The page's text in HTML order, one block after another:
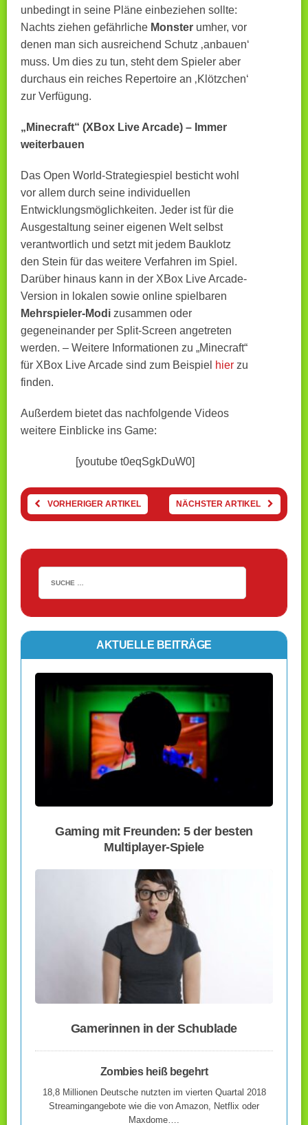
unbedingt in seine Pläne einbeziehen sollte:
Nachts ziehen gefährliche Monster umher, vor
denen man sich ausreichend Schutz ‚anbauen‘
muss. Um dies zu tun, steht dem Spieler aber
durchaus ein reiches Repertoire an ‚Klötzchen‘
zur Verfügung.
„Minecraft“ (XBox Live Arcade) – Immer
weiterbauen
Das Open World-Strategiespiel besticht wohl
vor allem durch seine individuellen
Entwicklungsmöglichkeiten. Jeder ist für die
Ausgestaltung seiner eigenen Welt selbst
verantwortlich und setzt mit jedem Bauklotz
den Stein für das weitere Verfahren im Spiel.
Darüber hinaus kann in der XBox Live Arcade-
Version in lokalen sowie online spielbaren
Mehrspieler-Modi zusammen oder
gegeneinander per Split-Screen angetreten
werden. – Weitere Informationen zu „Minecraft“
für XBox Live Arcade sind zum Beispiel hier zu
finden.
Außerdem bietet das nachfolgende Videos
weitere Einblicke ins Game:
[youtube t0eqSgkDuW0]
VORHERIGER ARTIKEL NÄCHSTER ARTIKEL
AKTUELLE BEITRÄGE
Gaming mit Freunden: 5 der besten
Multiplayer-Spiele
Gamerinnen in der Schublade
Zombies heiß begehrt
18,8 Millionen Deutsche nutzten im vierten Quartal 2018
Streamingangebote wie die von Amazon, Netflix oder
Maxdome….